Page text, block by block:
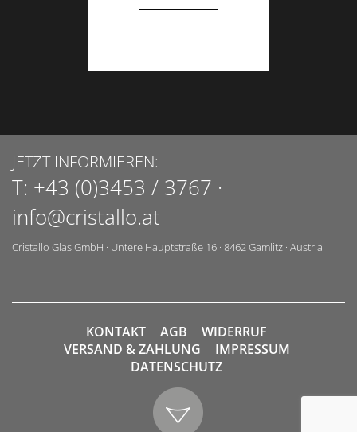
JETZT INFORMIEREN:
T: +43 (0)3453 / 3767 ·
info@cristallo.at
Cristallo Glas GmbH · Untere Hauptstraße 16 · 8462Gamlitz · Austria
KONTAKT AGB
WIDERRUF
VERSAND & ZAHLUNG
IMPRESSUM
DATENSCHUTZ